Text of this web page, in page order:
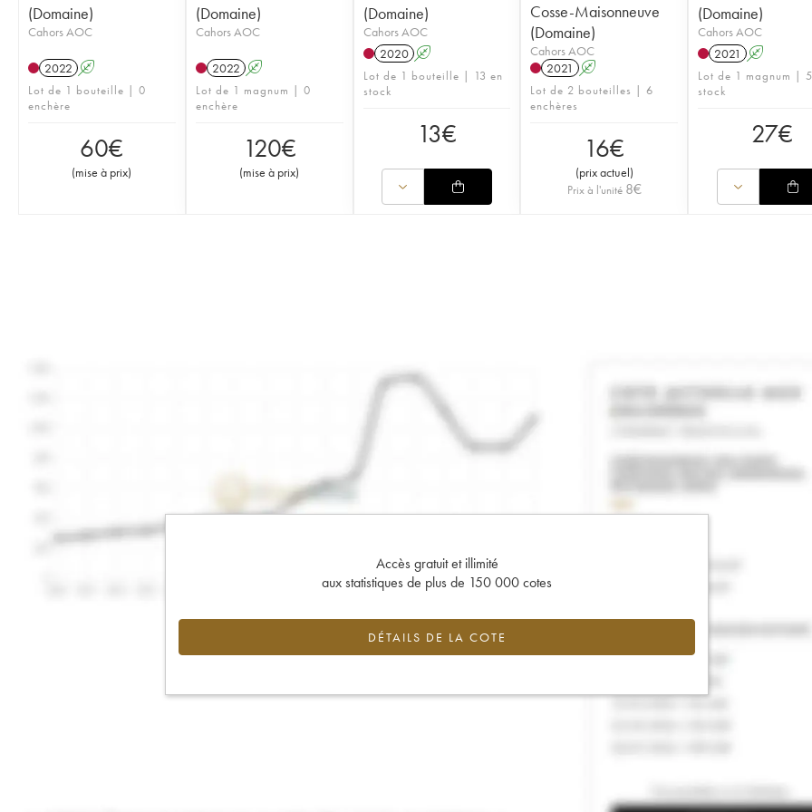
(Domaine)
Cahors AOC
2022 A
Lot de 1 bouteille | 0
enchère
60€
(mise à prix)
(Domaine)
Cahors AOC
2022 A
Lot de 1 magnum | 0
enchère
120€
(mise à prix)
(Domaine)
Cahors AOC
2020 A
Lot de 1 bouteille | 13 en
stock
13€
Cosse-Maisonneuve
(Domaine)
Cahors AOC
2021
A
Lot de 2 bouteilles | 6
enchères
16€
(prix actuel)
Prix à l'unité 8€
(Domaine)
Cahors AOC
2021
A
Lot de 1 magnum |
stock
27€
Accès gratuit et illimité
aux statistiques de plus de 150 000 cotes
DÉTAILS DE LA COTE